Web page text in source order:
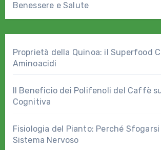
Benessere e Salute
Proprietà della Quinoa: il Superfood
Aminoacidi
Il Beneficio dei Polifenoli del Caffè
Cognitiva
Fisiologia del Pianto: Perché Sfogarsi
Sistema Nervoso